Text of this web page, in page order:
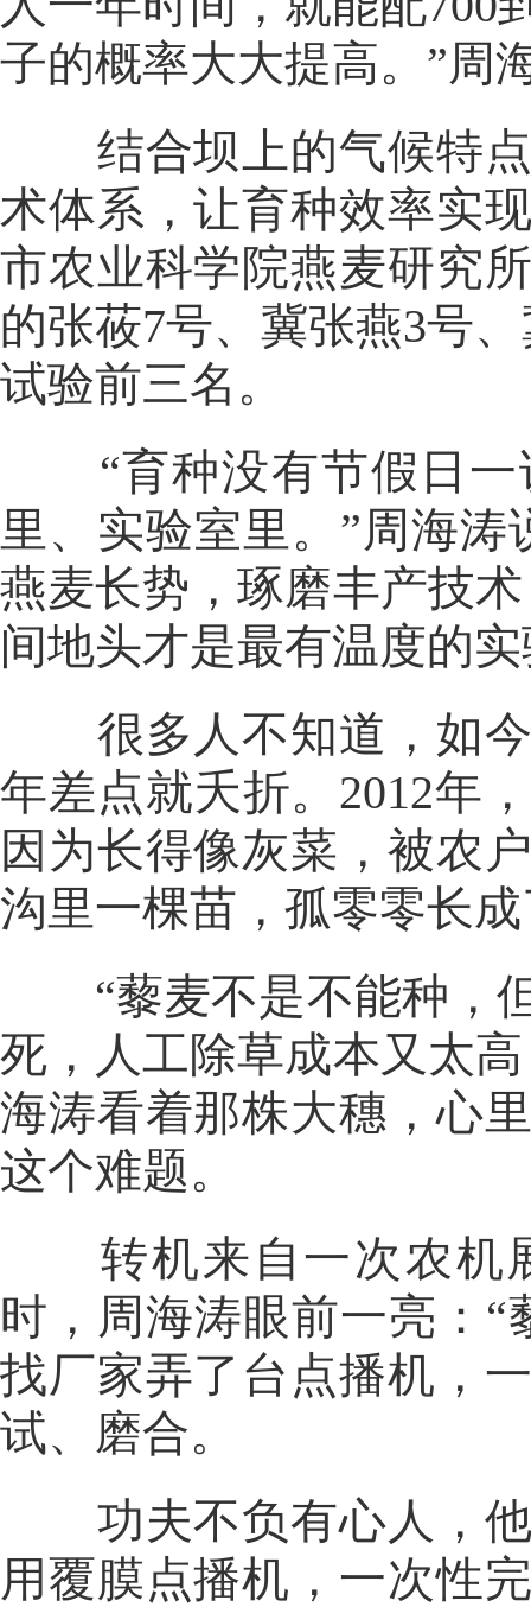
子的概率大大提高。”周
结合坝上的气候特点
术体系，让育种效率实
市农业科学院燕麦研究
的张莜7号、冀张燕3号
试验前三名。
“育种没有节假日一
里、实验室里。”周海
燕麦长势，琢磨丰产技
间地头才是最有温度的
很多人不知道，如今
年差点就夭折。2012年
因为长得像灰菜，被农
沟里一棵苗，孤零零长
“藜麦不是不能种，但
死，人工除草成本又太
海涛看着那株大穗，心
这个难题。
转机来自一次农机
时，周海涛眼前一亮：
找厂家弄了台点播机，
试、磨合。
功夫不负有心人，他
用覆膜点播机，一次性